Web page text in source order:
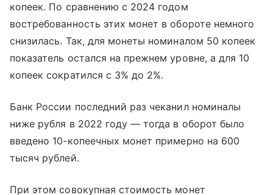
копеек. По сравнению с 2024 годом
востребованность этих монет в обороте немного
снизилась. Так, для монеты номиналом 50 копеек
показатель остался на прежнем уровне, а для 10
копеек сократился с 3% до 2%.
Банк России последний раз чеканил номиналы
ниже рубля в 2022 году — тогда в оборот было
введено 10-копеечных монет примерно на 600
тысяч рублей.
При этом совокупная стоимость монет